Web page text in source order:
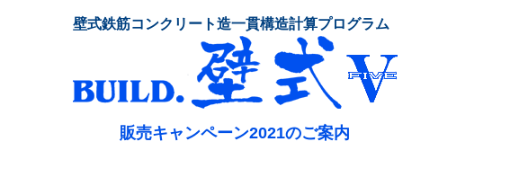
壁式鉄筋コンクリート造一貫構造計算プログラム
販売キャンペーン2021のご案内